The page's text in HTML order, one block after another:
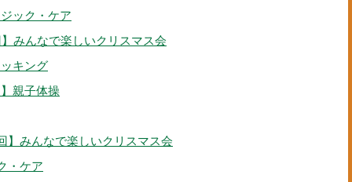
ック・ケア
みんなで楽しいクリスマス会
キング
親子体操
】みんなで楽しいクリスマス会
・ケア